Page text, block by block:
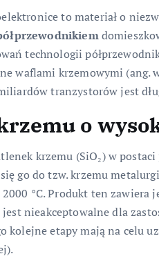
to materiał o
technologii
waflami krzemowymi (ang.
tranzystorów jest
o
krzemu (SiO₂) w
go do tzw. krzemu
°C. Produkt ten
nieakceptowalne dla
kolejne etapy mają na celu